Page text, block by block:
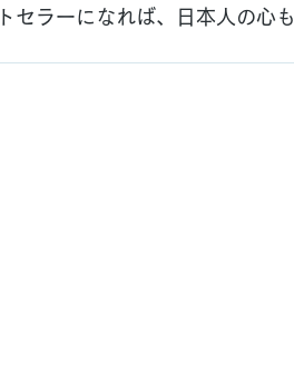
セラーになれば、日本人の心も